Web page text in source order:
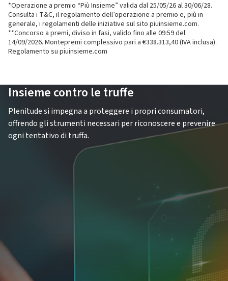
*Operazione a premio “Più Insieme” valida dal 25‌/05‌/26‌ al 30‌/06‌/28‌.
Consulta i T&C, il regolamento dell’operazione a premio e, più in
generale, i regolamenti delle iniziative sul sito piuinsieme.com.
**Concorso a premi, diviso in fasi, valido fino alle 09:59 del
14/09/2026. Montepremi complessivo pari a €338.313,40 (IVA inclusa).
Regolamento su piuinsieme.com
Insieme contro le truffe
Plenitude si impegna a proteggere i propri consumatori,
offrendo gli strumenti necessari per riconoscere e prevenire
ogni tentativo di truffa.